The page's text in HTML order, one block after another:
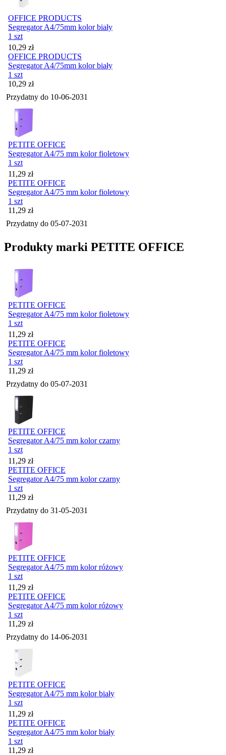
OFFICE PRODUCTS
Segregator A4/75mm kolor biały
1 szt
Cena
10,29 zł
OFFICE PRODUCTS
Segregator A4/75mm kolor biały
1 szt
Cena
10,29 zł
Przydatny do 10-06-2031
PETITE OFFICE
Segregator A4/75 mm kolor fioletowy
1 szt
Cena
11,29 zł
PETITE OFFICE
Segregator A4/75 mm kolor fioletowy
1 szt
Cena
11,29 zł
Przydatny do 05-07-2031
Produkty marki PETITE OFFICE
PETITE OFFICE
Segregator A4/75 mm kolor fioletowy
1 szt
Cena
11,29 zł
PETITE OFFICE
Segregator A4/75 mm kolor fioletowy
1 szt
Cena
11,29 zł
Przydatny do 05-07-2031
PETITE OFFICE
Segregator A4/75 mm kolor czarny
1 szt
Cena
11,29 zł
PETITE OFFICE
Segregator A4/75 mm kolor czarny
1 szt
Cena
11,29 zł
Przydatny do 31-05-2031
PETITE OFFICE
Segregator A4/75 mm kolor różowy
1 szt
Cena
11,29 zł
PETITE OFFICE
Segregator A4/75 mm kolor różowy
1 szt
Cena
11,29 zł
Przydatny do 14-06-2031
PETITE OFFICE
Segregator A4/75 mm kolor biały
1 szt
Cena
11,29 zł
PETITE OFFICE
Segregator A4/75 mm kolor biały
1 szt
Cena
11,29 zł